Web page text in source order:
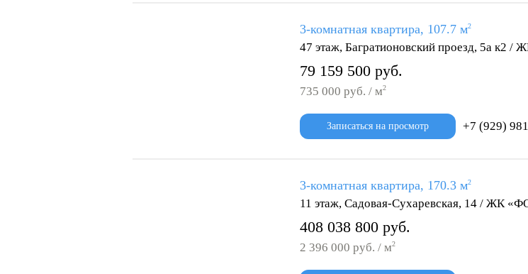
3-комнатная квартира, 107.7 м2
47 этаж, Багратионовский проезд, 5а к2
79 159 500 руб.
735 000 руб. / м2
Записаться на просмотр +7 (929)
3-комнатная квартира, 170.3 м2
11 этаж, Садовая-Сухаревская, 14 / ЖК
408 038 800 руб.
2 396 000 руб. / м2